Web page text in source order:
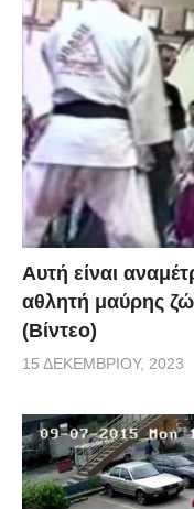
Αυτή είναι
αθλητή μαύρης
(Βίντεο)
15 ΔΕΚΕΜΒΡΊΟΥ, 2023